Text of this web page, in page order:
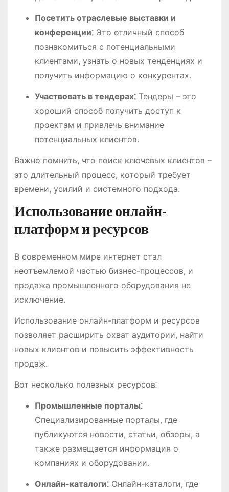
Посетить отраслевые выставки и
конференции⁚Это отличный способ
познакомиться с потенциальными
клиентами, узнать о новых тенденциях и
получить информацию о конкурентах.
Участвовать в тендерах⁚Тендеры – это
хороший способ получить доступ к
проектам и привлечь внимание
потенциальных клиентов.
Важно помнить, что поиск ключевых клиентов –
это длительный процесс, который требует
времени, усилий и системного подхода.
Использование онлайн-
платформ и ресурсов
В современном мире интернет стал
неотъемлемой частью бизнес-процессов, и
продажа промышленного оборудования не
исключение.
Использование онлайн-платформ и ресурсов
позволяет расширить охват аудитории, найти
новых клиентов и повысить эффективность
продаж.
Вот несколько полезных ресурсов⁚
Промышленные порталы⁚
Специализированные порталы, где
публикуются новости, статьи, обзоры, а
также размещается информация о
компаниях и оборудовании.
Онлайн-каталоги⁚Онлайн-каталоги, где